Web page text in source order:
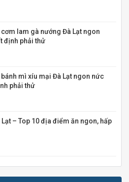
cơm lam gà nướng Đà Lạt ngon
định phải thử
mì xíu mại Đà Lạt ngon nức
phải thử
Lạt – Top 10 địa điểm ăn ngon, hấp